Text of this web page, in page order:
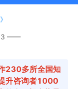
某科成绩有异
参加考试所在
。各地市自学
个工作日以内